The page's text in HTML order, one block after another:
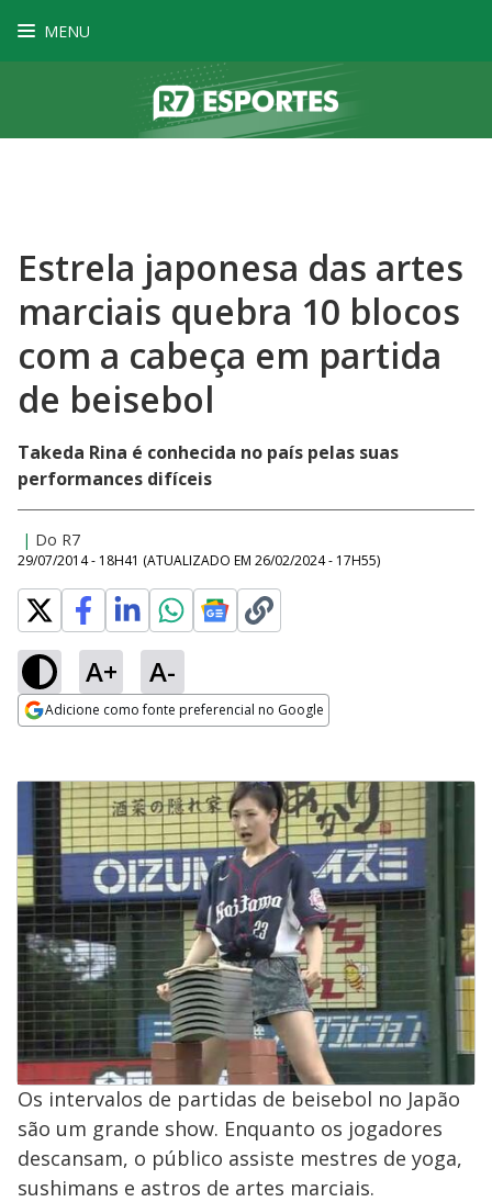
MENU
Estrela japonesa das artes
marciais quebra 10 blocos
com a cabeça em partida
de beisebol
Takeda Rina é conhecida no país pelas suas
performances difíceis
| Do R7
29/07/2014 - 18H41 (ATUALIZADO EM 26/02/2024 - 17H55)
A+ A-
Adicione como fonte preferencial no Google
Os intervalos de partidas de beisebol no Japão
são um grande show. Enquanto os jogadores
descansam, o público assiste mestres de yoga,
sushimans e astros de artes marciais.